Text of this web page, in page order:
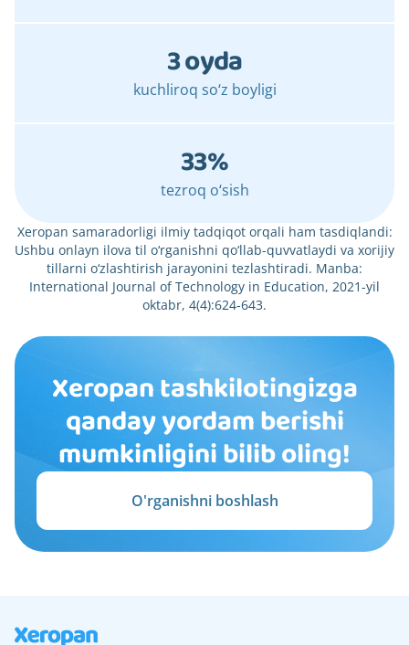
kuchliroq so‘z boyligi
3 oyda
tezroq o‘sish
33%
Xeropan samaradorligi ilmiy tadqiqot orqali ham tasdiqlandi:
Ushbu onlayn ilova til o‘rganishni qo‘llab-quvvatlaydi va xorijiy
tillarni o‘zlashtirish jarayonini tezlashtiradi. Manba:
International Journal of Technology in Education, 2021-yil
oktabr, 4(4):624-643.
Xeropan tashkilotingizga
qanday yordam berishi
mumkinligini bilib oling!
O'rganishni boshlash